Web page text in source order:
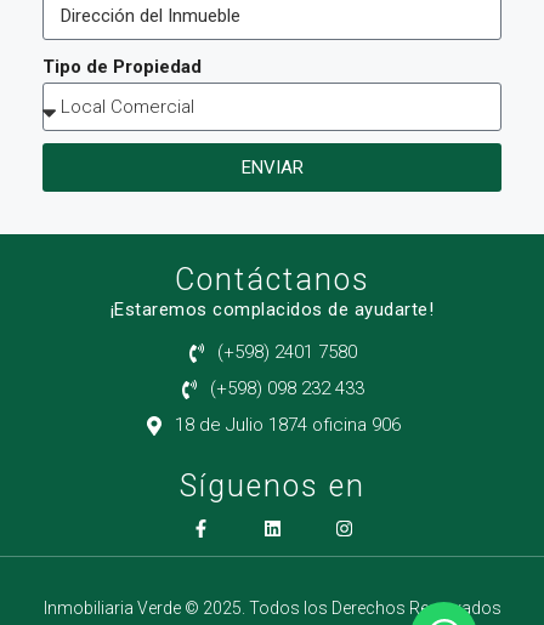
Tipo de Propiedad
ENVIAR
Contáctanos
¡Estaremos complacidos de ayudarte!
(+598) 2401 7580
(+598) 098 232 433
18 de Julio 1874 oficina 906
Síguenos en
Inmobiliaria Verde © 2025. Todos los Derechos Reservados